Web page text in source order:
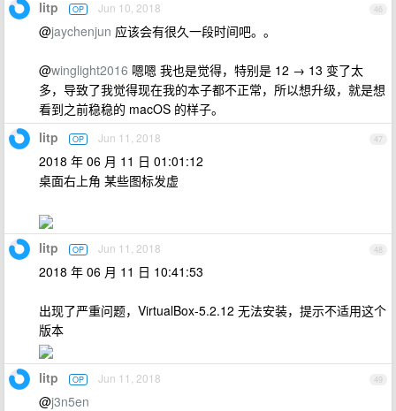
46
litp OP Jun 10, 2018
@jaychenjun 应该会有很久一段时间吧。。
@winglight2016 嗯嗯 我也是觉得，特别是 12 → 13 变了太
多，导致了我觉得现在我的本子都不正常，所以想升级，就是想
看到之前稳稳的 macOS 的样子。
47
litp OP Jun 11, 2018
2018 年 06 月 11 日 01:01:12
桌面右上角 某些图标发虚
48
litp OP Jun 11, 2018
2018 年 06 月 11 日 10:41:53
出现了严重问题，VirtualBox-5.2.12 无法安装，提示不适用这个
版本
49
litp OP Jun 11, 2018
@j3n5en